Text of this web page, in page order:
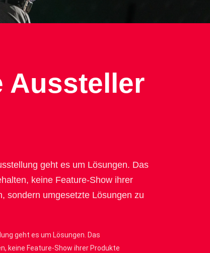
Aussteller
geht es um Lösungen. Das
keine Feature-Show ihrer
sondern umgesetzte Lösungen zu
geht es um Lösungen. Das
keine Feature-Show ihrer Produkte